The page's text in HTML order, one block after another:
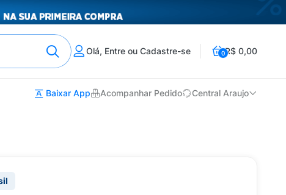
Olá, Entre ou Cadastre-se 0R$ 0,00
Baixar App Acompanhar Pedido Central Araujo